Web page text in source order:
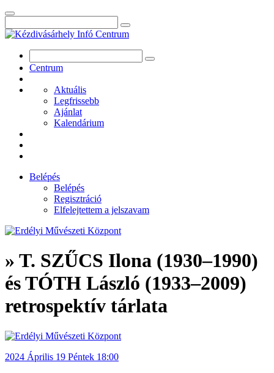
Centrum
Aktuális
Legfrissebb
Ajánlat
Kalendárium
Belépés
Belépés
Regisztráció
Elfelejtettem a jelszavam
» T. SZŰCS Ilona (1930–1990)
és TÓTH László (1933–2009)
retrospektív tárlata
2024 Április 19 Péntek 18:00